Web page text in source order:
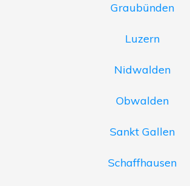
Graubünden
Luzern
Nidwalden
Obwalden
Sankt Gallen
Schaffhausen